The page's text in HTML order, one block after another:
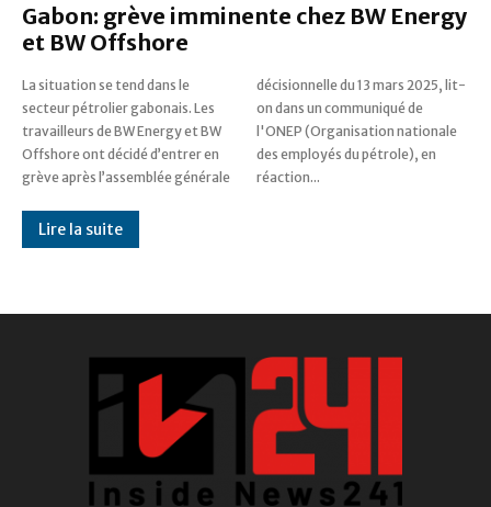
Gabon: grève imminente chez BW Energy
et BW Offshore
La situation se tend dans le
secteur pétrolier gabonais. Les
travailleurs de BW Energy et BW
Offshore ont décidé d’entrer en
grève après l’assemblée générale
décisionnelle du 13 mars 2025, lit-
on dans un communiqué de
l'ONEP (Organisation nationale
des employés du pétrole), en
réaction...
Lire la suite